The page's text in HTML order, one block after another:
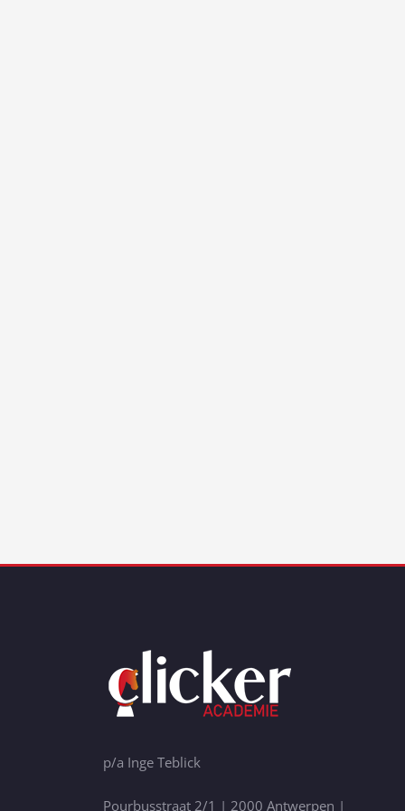
p/a Inge Teblick
Pourbusstraat 2/1 | 2000 Antwerpen |